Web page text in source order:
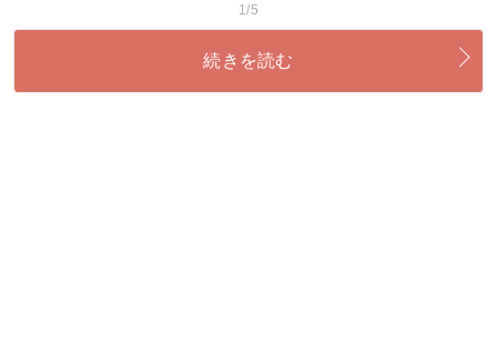
1/5
続きを読む